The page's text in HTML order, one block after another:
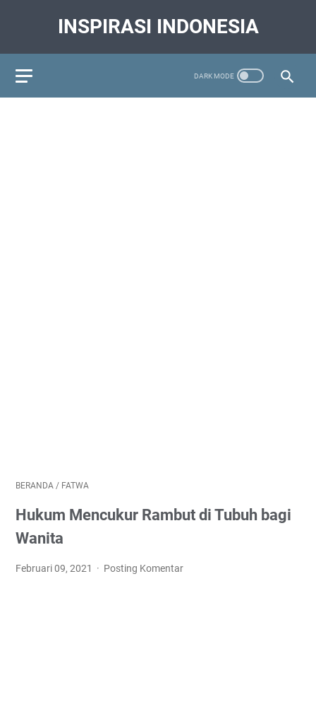
INSPIRASI INDONESIA
BERANDA / FATWA
Hukum Mencukur Rambut di Tubuh bagi
Wanita
Februari 09, 2021 Posting Komentar